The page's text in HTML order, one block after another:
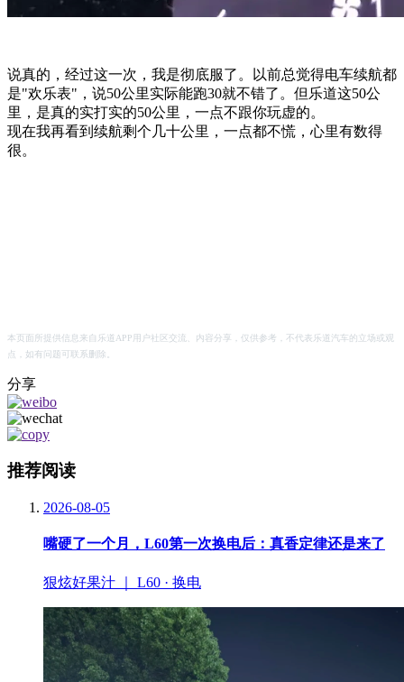
说真的，经过这一次，我是彻底服了。以前总觉得电车续航都
是"欢乐表"，说50公里实际能跑30就不错了。但乐道这50公
里，是真的实打实的50公里，一点不跟你玩虚的。
现在我再看到续航剩个几十公里，一点都不慌，心里有数得
很。
本页面所提供信息来自乐道APP用户社区交流、内容分享，仅供参考，不代表乐道汽车的立场或观
点，如有问题可联系删除。
分享
推荐阅读
2026-08-05
嘴硬了一个月，L60第一次换电后：真香定律还是来了
狠炫好果汁 ｜ L60 · 换电